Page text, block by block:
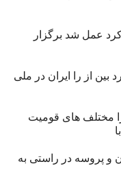
کرد عمل شد برگزار
بین از را ایران در ملی
مختلف های قومیت
و پروسه در راستی به